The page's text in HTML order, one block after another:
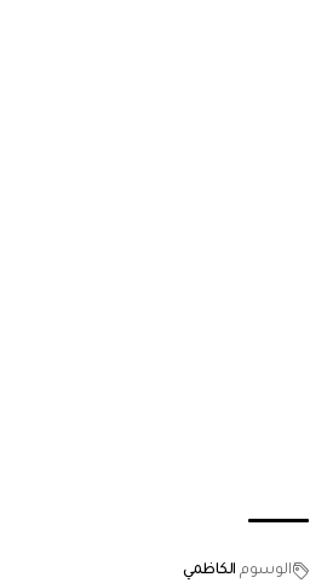
الوسوم الكاظمي